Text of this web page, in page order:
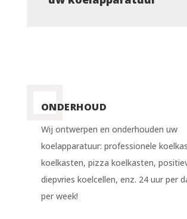
ONDERHOUD
Wij ontwerpen en onderhouden uw
koelapparatuur: professionele
koelkasten, pizza koelkasten,
diepvries koelcellen, enz. 24 uur per
per week!